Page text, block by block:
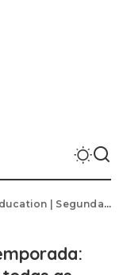
Temporada: Uma série necessária para todas as idades